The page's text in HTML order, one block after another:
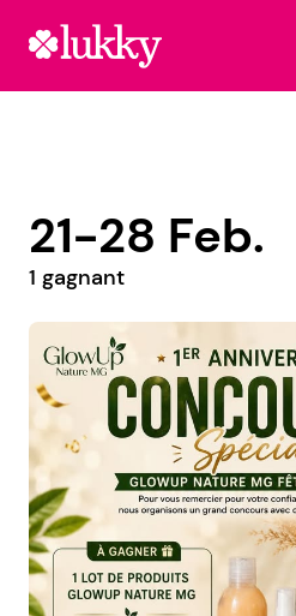
21-28 Feb.
1 gagnant
@estebanparisparfums